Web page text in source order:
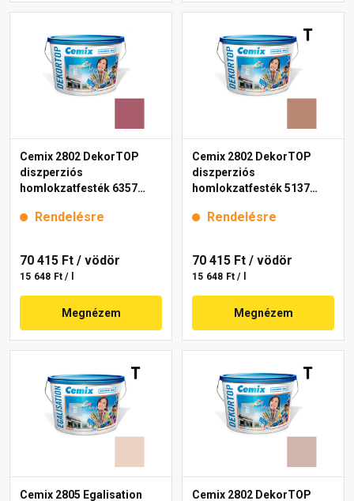
Cemix 2802 DekorTOP
diszperziós
homlokzatfesték 6357
Rendelésre
70 415 Ft / vödör
15 648 Ft / l
Megnézem
Cemix 2802 DekorTOP
diszperziós
homlokzatfesték 5137
Rendelésre
70 415 Ft / vödör
15 648 Ft / l
Megnézem
Cemix 2805 Egalisation Cemix 2802 DekorTOP